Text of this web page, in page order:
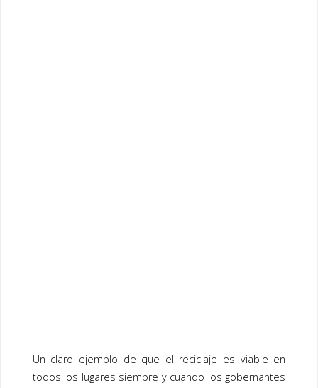
Un claro ejemplo de que el reciclaje es viable en
todos los lugares siempre y cuando los gobernantes